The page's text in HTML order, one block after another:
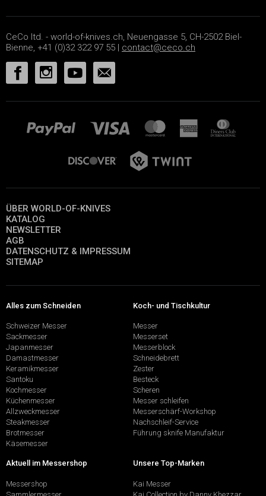
CeCo ltd. - world-of-knives.ch, Neuengasse 5, CH-2502 Biel-
Bienne, +41 (0)32 322 97 55 | contact@ceco.ch
ÜBER WORLD-OF-KNIVES
KATALOG
NEWSLETTER
AGB
DATENSCHUTZ & IMPRESSUM
SITEMAP
Alles zum Schneiden
Schweizer Messer
Sackmesser
Japanmesser
Damastmesser
Keramikmesser
Santoku
Kochmesser
Küchenmesser
Allzweckmesser
Steakmesser
Brotmesser
Käsemesser
Koch- und Tischkultur
Messer
Messerset
Messerblock
Schneidebrett
Zester
Besteck
Scheren
Messer schleifen
Messerschärf-Workshop
Nachschleif-Service
Führung sknife Manufaktur
Aktuell im Messershop
Messershop
Unsere Top-Marken
Kai Messer